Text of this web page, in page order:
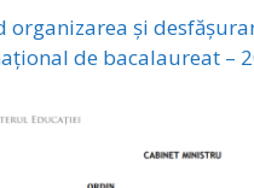
organizarea și
de bacalaureat –